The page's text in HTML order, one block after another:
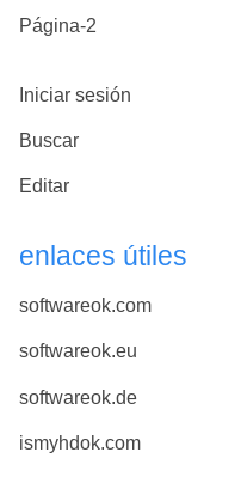
Página-2
Iniciar sesión
Buscar
Editar
enlaces útiles
softwareok.com
softwareok.eu
softwareok.de
ismyhdok.com